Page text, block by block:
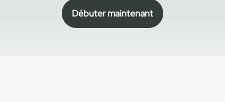
Débuter maintenant